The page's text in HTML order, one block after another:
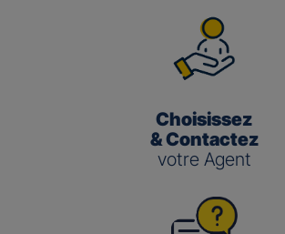
Choisissez
& Contactez
votre Agent